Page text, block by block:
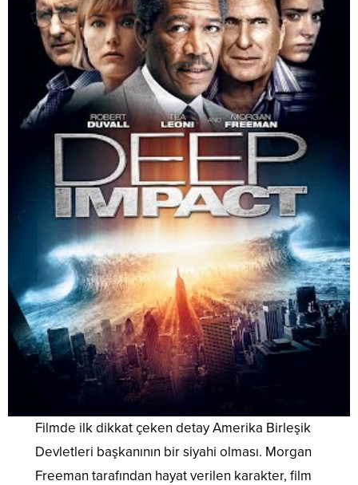
Filmde ilk dikkat çeken detay Amerika Birleşik
Devletleri başkanının bir siyahi olması. Morgan
Freeman tarafından hayat verilen karakter, film